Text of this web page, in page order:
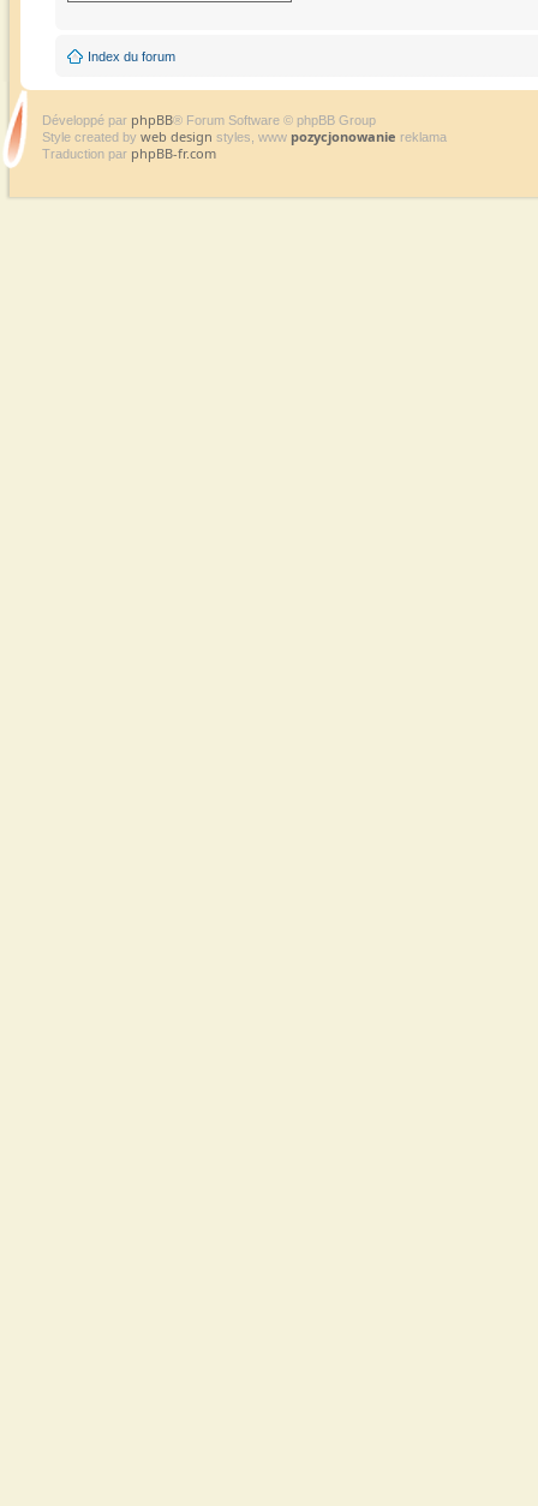
Index du forum
Développé par phpBB® Forum Software © phpBB Group
Style created by web design styles, www pozycjonowanie reklama
Traduction par phpBB-fr.com